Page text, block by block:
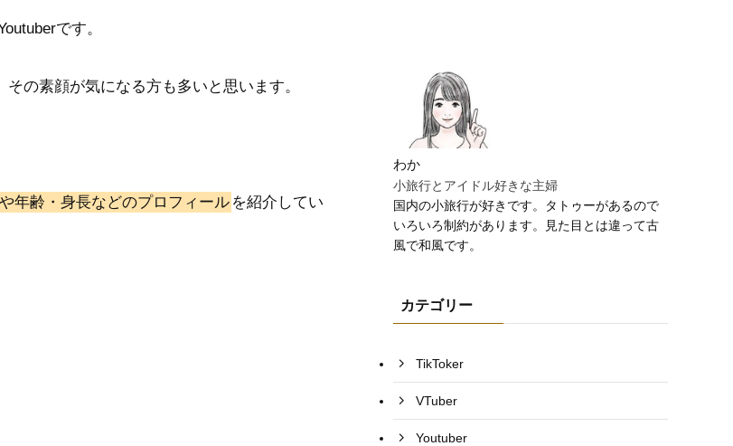
です。
の素顔が気になる方も多いと思います。
年齢・身長などのプロフィール を紹介してい
わか
小旅行とアイドル好きな主婦
国内の小旅行が好きです。タトゥーがあるので
いろいろ制約があります。見た目とは違って古
風で和風です。
カテゴリー
TikToker
VTuber
Youtuber